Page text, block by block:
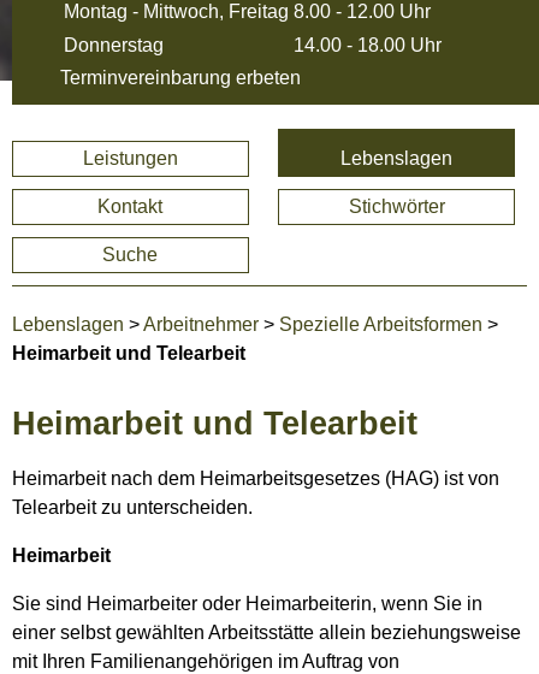
Montag - Mittwoch, Freitag 8.00 - 12.00 Uhr
Donnerstag
14.00 - 18.00 Uhr
Terminvereinbarung erbeten
Leistungen Lebenslagen
Kontakt Stichwörter
Suche
Lebenslagen >Arbeitnehmer > Spezielle Arbeitsformen >
Heimarbeit und Telearbeit
Heimarbeit und Telearbeit
Heimarbeit nach dem Heimarbeitsgesetzes (HAG) ist von
Telearbeit zu unterscheiden.
Heimarbeit
Sie sind Heimarbeiter oder Heimarbeiterin, wenn Sie in
einer selbst gewählten Arbeitsstätte allein beziehungsweise
mit Ihren Familienangehörigen im Auftrag von